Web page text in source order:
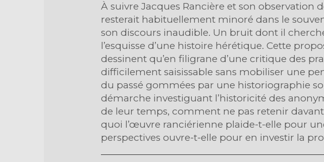
À suivre Jacques Rancière et son observation
resterait habituellement minoré dans le
son discours inaudible. Un bruit dont il
l’esquisse d’une histoire hérétique. Cette
dessinent qu’en filigrane d’une critique des
difficilement saisissable sans mobiliser une
du passé gommées par une historiographie
démarche investiguant l’historicité des
de leur temps, comment ne pas retenir
quoi l’œuvre ranciérienne plaide-t-elle pour
perspectives ouvre-t-elle pour en investir la